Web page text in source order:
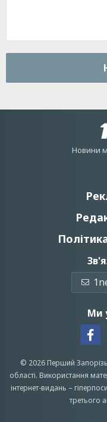
Новини
Ми
© 2026 Перший
області. Використання
інтернет-видань –
третього